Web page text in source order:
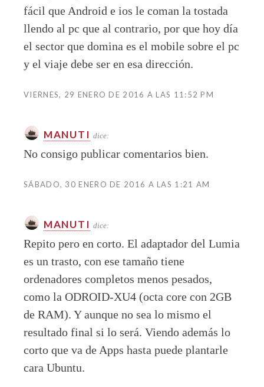
fácil que Android e ios le coman la tostada
llendo al pc que al contrario, por que hoy día
el sector que domina es el mobile sobre el pc
y el viaje debe ser en esa dirección.
VIERNES, 29 ENERO DE 2016 A LAS 11:52 PM
MANUTI dice:
No consigo publicar comentarios bien.
SÁBADO, 30 ENERO DE 2016 A LAS 1:21 AM
MANUTI dice:
Repito pero en corto. El adaptador del Lumia
es un trasto, con ese tamaño tiene
ordenadores completos menos pesados,
como la ODROID-XU4 (octa core con 2GB
de RAM). Y aunque no sea lo mismo el
resultado final si lo será. Viendo además lo
corto que va de Apps hasta puede plantarle
cara Ubuntu.